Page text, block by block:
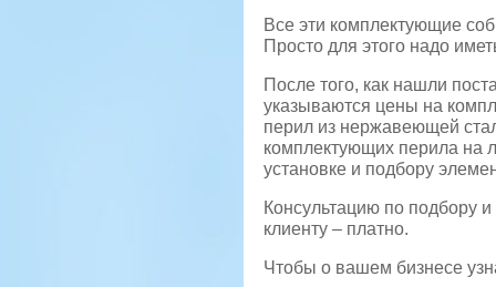
Все эти комплектующие
Просто для этого надо
После того, как нашли
указываются цены на
перил из нержавеющей
комплектующих перила на
установке и подбору
Консультацию по подбору
клиенту – платно.
Чтобы о вашем бизнесе